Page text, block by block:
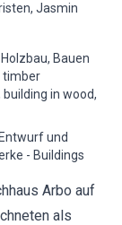
Jasmin
Bauen
timber
in wood,
und
- Buildings
Arbo auf
als